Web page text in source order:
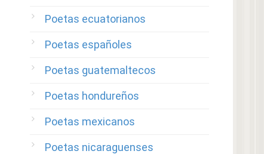
Poetas ecuatorianos
Poetas españoles
Poetas guatemaltecos
Poetas hondureños
Poetas mexicanos
Poetas nicaraguenses